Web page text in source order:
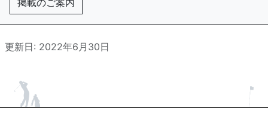
掲載のご案内
更新日: 2022年6月30日